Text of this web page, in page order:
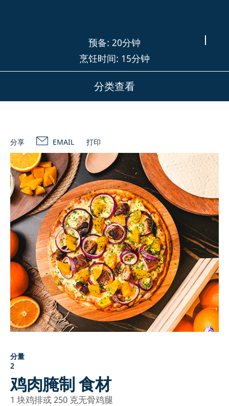
预备: 20分钟
烹饪时间: 15分钟
分享 EMAIL 打印
分量
2
鸡肉腌制 食材
1 块鸡排或 250 克无骨鸡腿
分类查看